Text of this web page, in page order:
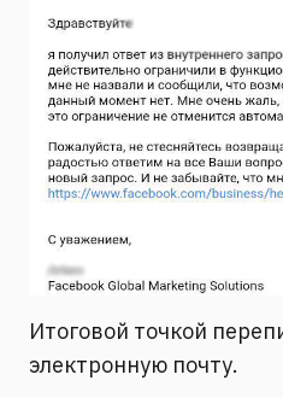
Итоговой точкой
электронную почту.